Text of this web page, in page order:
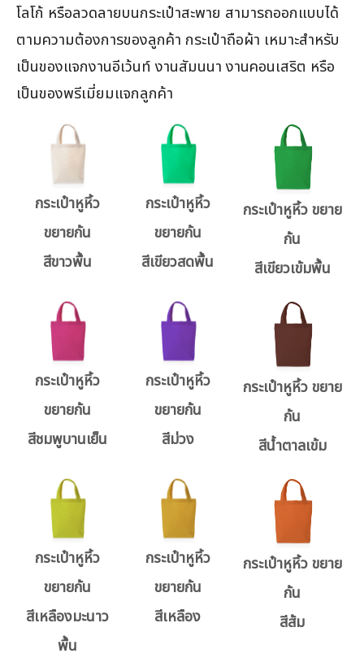
โลโก้ หรือลวดลายบนกระเป๋าสะพาย สามารถออกแบบได้
ตามความต้องการของลูกค้า กระเป๋าถือผ้า เหมาะสำหรับ
เป็นของแจกงานอีเว้นท์ งานสัมนนา งานคอนเสริต หรือ
เป็นของพรีเมี่ยมแจกลูกค้า
กระเป๋าหูหิ้ว
ขยายก้น
สีขาวพื้น
กระเป๋าหูหิ้ว
ขยายก้น
สีเขียวสดพื้น
กระเป๋าหูหิ้ว ขยาย
ก้น
สีเขียวเข้มพื้น
กระเป๋าหูหิ้ว
ขยายก้น
สีชมพูบานเย็น
กระเป๋าหูหิ้ว
ขยายก้น
สีม่วง
กระเป๋าหูหิ้ว ขยาย
ก้น
สีน้ำตาลเข้ม
กระเป๋าหูหิ้ว
ขยายก้น
สีเหลืองมะนาว
พื้น
กระเป๋าหูหิ้ว
ขยายก้น
สีเหลือง
กระเป๋าหูหิ้ว ขยาย
ก้น
สีส้ม